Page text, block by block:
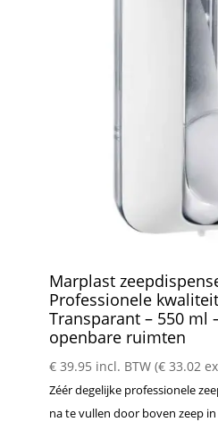
Marplast
Professionele
Transparant – 550 ml
openbare ruimten
€39.95 incl. BTW (€33.02
Zéér degelijke professionele
na te vullen door boven zeep